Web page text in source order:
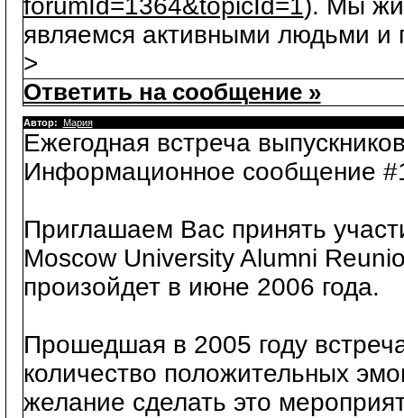
forumId=1364&topicId=1). Мы
являемся активными людьми и
>
Ответить на сообщение »
Автор: Мария
Ежегодная встреча
Информационное сообщение
Приглашаем Вас принять
Moscow University Alumni
произойдет в июне 2006 года.
Прошедшая в 2005 году
количество положительных
желание сделать это